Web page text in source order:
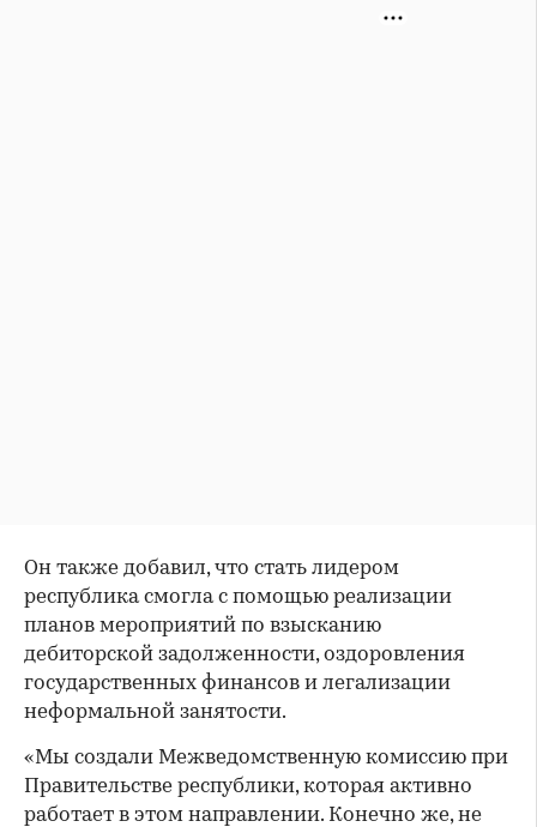
Он также добавил, что стать лидером
республика смогла с помощью реализации
планов мероприятий по взысканию
дебиторской задолженности, оздоровления
государственных финансов и легализации
неформальной занятости.
«Мы создали Межведомственную комиссию при
Правительстве республики, которая активно
работает в этом направлении. Конечно же, не